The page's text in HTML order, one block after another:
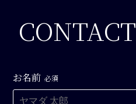
CONTACT
お名前 必須